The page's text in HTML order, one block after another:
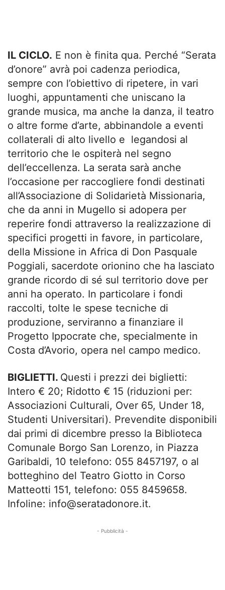
IL CICLO. E non è finita qua. Perché “Serata
d’onore” avrà poi cadenza periodica,
sempre con l’obiettivo di ripetere, in vari
luoghi, appuntamenti che uniscano la
grande musica, ma anche la danza, il teatro
o altre forme d’arte, abbinandole a eventi
collaterali di alto livello e legandosi al
territorio che le ospiterà nel segno
dell’eccellenza. La serata sarà anche
l’occasione per raccogliere fondi destinati
all’Associazione di Solidarietà Missionaria,
che da anni in Mugello si adopera per
reperire fondi attraverso la realizzazione di
specifici progetti in favore, in particolare,
della Missione in Africa di Don Pasquale
Poggiali, sacerdote orionino che ha lasciato
grande ricordo di sé sul territorio dove per
anni ha operato. In particolare i fondi
raccolti, tolte le spese tecniche di
produzione, serviranno a finanziare il
Progetto Ippocrate che, specialmente in
Costa d’Avorio, opera nel campo medico.
BIGLIETTI. Questi i prezzi dei biglietti:
Intero € 20; Ridotto € 15 (riduzioni per:
Associazioni Culturali, Over 65, Under 18,
Studenti Universitari). Prevendite disponibili
dai primi di dicembre presso la Biblioteca
Comunale Borgo San Lorenzo, in Piazza
Garibaldi, 10 telefono: 055 8457197, o al
botteghino del Teatro Giotto in Corso
Matteotti 151, telefono: 055 8459658.
Infoline: info@seratadonore.it.
- Pubblicità -